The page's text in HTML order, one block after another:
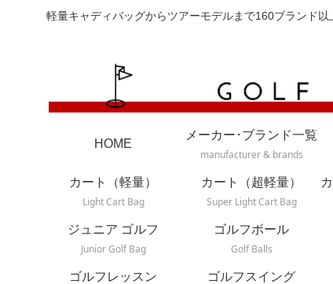
軽量キャディバッグからツアーモデルまで160ブランド
HOME
メーカー･ブランド一覧
manufacturer & brands
カート（軽量）
Light Cart Bag
カート（超軽量）
Super Light Cart Bag
ジュニア ゴルフ
Junior Golf Bag
ゴルフボール
Golf Balls
ゴルフレッスン
ゴルフスイング